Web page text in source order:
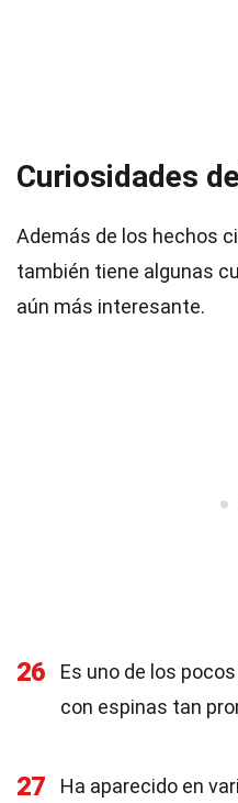
Curiosidades
Además de los hechos
también tiene algunas
aún más interesante.
26
Es uno de los
con espinas tan
27
Ha aparecido en